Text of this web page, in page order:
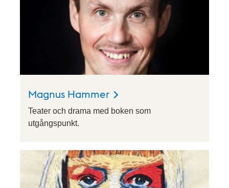
Magnus Hammer
Teater och drama med boken som
utgångspunkt.